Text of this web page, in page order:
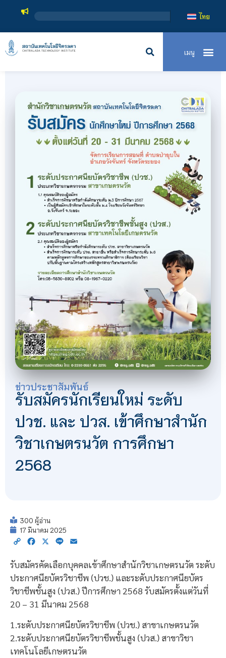
สถาบันเทคโน
ไทย
ข่าวประชาสัมพันธ์
รับสมัครนักเรียนใหม่ ระดับ
ปวช. และ ปวส. เข้าศึกษาสำนัก
วิชาเกษตรนวัต การศึกษา
2568
300 ผู้อ่าน
17 มีนาคม 2025
Copy Facebook
X Line
รับสมัครคัดเลือกบุคคลเข้าศึกษาสำนักวิชาเกษตรนวัต ระดับ
ประกาศนียบัตรวิชาชีพ (ปวช.) และระดับประกาศนียบัตร
วิชาชีพชั้นสูง (ปวส.) ปีการศึกษา 2568 รับสมัครตั้งแต่วันที่
20 – 31 มีนาคม 2568
1.ระดับประกาศนียบัตรวิชาชีพ (ปวช.) สาขาเกษตรนวัต
2.ระดับประกาศนียบัตรวิชาชีพชั้นสูง (ปวส.) สาขาวิชา
เทคโนโลยีเกษตรนวัต